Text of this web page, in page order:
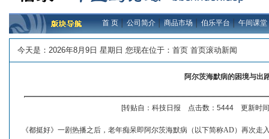
首 页│公司简介│商品市场│伯乐平台│午间课堂
今天是： 2026年8月9日 星期日 您现在位于： 首页 首页滚动新闻
阿尔茨海默病的困境与出
[转贴自：科技日报 点击数：5444 更新时
《都挺好》一剧热播之后，老年痴呆即阿尔茨海默病（以下简称AD）再次走